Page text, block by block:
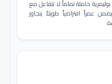
خاملة تماماً لا تتفاعل مع
عمراً افتراضياً طويلاً يتجاوز